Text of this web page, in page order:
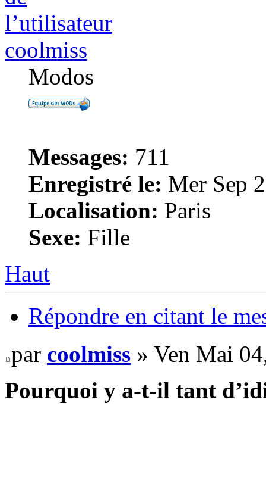
coolmiss
Modos
Messages: 711
Enregistré le: Mer Sep
Localisation: Paris
Sexe: Fille
Haut
Répondre en citant le
par coolmiss » Ven Mai
Pourquoi y a-t-il tant